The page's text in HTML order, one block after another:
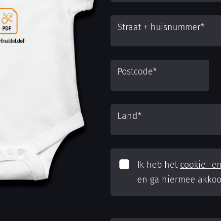
Straat + huisnummer*
Postcode*
Land*
Ik heb het cookie-
en ga hiermee